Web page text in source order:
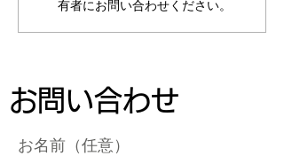
談/女性/50代/2023年10
有者にお問い合わせください。
お問い合わせ
お名前（任意）